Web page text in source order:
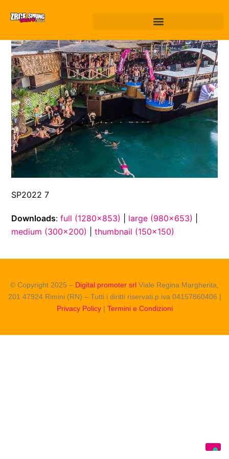
SP2022 7
Downloads:full (1280x853) large (980x653)
medium (300x200)
|thumbnail (150x150)
© Copyright 2025 – Digital promoter srl Viale Regina Margherita,
201 47924 Rimini (RN) – Tutti i diritti riservati.p.iva 04157860406 |
Privacy Policy| Termini e Condizioni